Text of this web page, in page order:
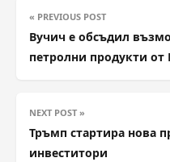
« PREVIOUS POST
Вучич е обсъдил
петролни продукти от
NEXT POST »
Тръмп стартира нова
инвеститори